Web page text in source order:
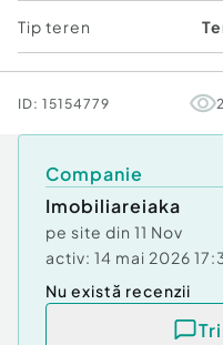
Tip teren
ID: 15154779
Companie
Imobiliareiaka
pe site din 11 Nov
activ: 14 mai 2026
Nu există recenzii